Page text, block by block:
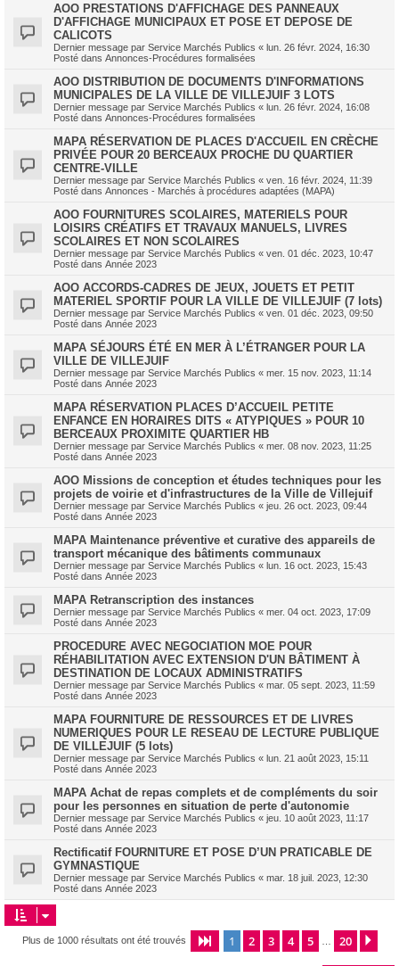
AOO PRESTATIONS D'AFFICHAGE DES PANNEAUX
D'AFFICHAGE MUNICIPAUX ET POSE ET DEPOSE DE
CALICOTS
Dernier message par Service Marchés Publics « lun. 26 févr. 2024, 16:30
Posté dans Annonces-Procédures formalisées
AOO DISTRIBUTION DE DOCUMENTS D'INFORMATIONS
MUNICIPALES DE LA VILLE DE VILLEJUIF 3 LOTS
Dernier message par Service Marchés Publics « lun. 26 févr. 2024, 16:08
Posté dans Annonces-Procédures formalisées
MAPA RÉSERVATION DE PLACES D'ACCUEIL EN CRÈCHE
PRIVÉE POUR 20 BERCEAUX PROCHE DU QUARTIER
CENTRE-VILLE
Dernier message par Service Marchés Publics « ven. 16 févr. 2024, 11:39
Posté dans Annonces - Marchés à procédures adaptées (MAPA)
AOO FOURNITURES SCOLAIRES, MATERIELS POUR
LOISIRS CRÉATIFS ET TRAVAUX MANUELS, LIVRES
SCOLAIRES ET NON SCOLAIRES
Dernier message par Service Marchés Publics « ven. 01 déc. 2023, 10:47
Posté dans Année 2023
AOO ACCORDS-CADRES DE JEUX, JOUETS ET PETIT
MATERIEL SPORTIF POUR LA VILLE DE VILLEJUIF (7 lots)
Dernier message par Service Marchés Publics « ven. 01 déc. 2023, 09:50
Posté dans Année 2023
MAPA SÉJOURS ÉTÉ EN MER À L’ÉTRANGER POUR LA
VILLE DE VILLEJUIF
Dernier message par Service Marchés Publics « mer. 15 nov. 2023, 11:14
Posté dans Année 2023
MAPA RÉSERVATION PLACES D’ACCUEIL PETITE
ENFANCE EN HORAIRES DITS « ATYPIQUES » POUR 10
BERCEAUX PROXIMITE QUARTIER HB
Dernier message par Service Marchés Publics « mer. 08 nov. 2023, 11:25
Posté dans Année 2023
AOO Missions de conception et études techniques pour les
projets de voirie et d'infrastructures de la Ville de Villejuif
Dernier message par Service Marchés Publics « jeu. 26 oct. 2023, 09:44
Posté dans Année 2023
MAPA Maintenance préventive et curative des appareils de
transport mécanique des bâtiments communaux
Dernier message par Service Marchés Publics « lun. 16 oct. 2023, 15:43
Posté dans Année 2023
MAPA Retranscription des instances
Dernier message par Service Marchés Publics « mer. 04 oct. 2023, 17:09
Posté dans Année 2023
PROCEDURE AVEC NEGOCIATION MOE POUR
RÉHABILITATION AVEC EXTENSION D'UN BÂTIMENT À
DESTINATION DE LOCAUX ADMINISTRATIFS
Dernier message par Service Marchés Publics « mar. 05 sept. 2023, 11:59
Posté dans Année 2023
MAPA FOURNITURE DE RESSOURCES ET DE LIVRES
NUMERIQUES POUR LE RESEAU DE LECTURE PUBLIQUE
DE VILLEJUIF (5 lots)
Dernier message par Service Marchés Publics « lun. 21 août 2023, 15:11
Posté dans Année 2023
MAPA Achat de repas complets et de compléments du soir
pour les personnes en situation de perte d'autonomie
Dernier message par Service Marchés Publics « jeu. 10 août 2023, 11:17
Posté dans Année 2023
Rectificatif FOURNITURE ET POSE D’UN PRATICABLE DE
GYMNASTIQUE
Dernier message par Service Marchés Publics « mar. 18 juil. 2023, 12:30
Posté dans Année 2023
Plus de 1000 résultats ont été trouvés Page 1sur20
1 2 3 4 5 20